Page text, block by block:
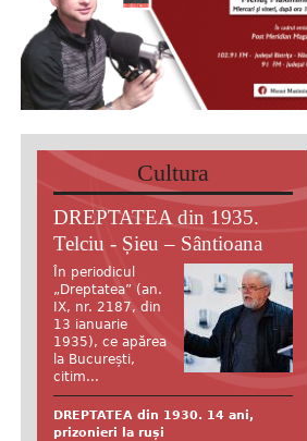
Cultura
DREPTATEA din 1935.
Telciu - Șieu – Sântioana
În periodicul
„Dreptatea” (an.
IX, nr. 2187, din
13 ianuarie
1935), ce apărea
la București,
citim...
DREPTATEA din 1930. 14 ani,
prizonieri la ruși